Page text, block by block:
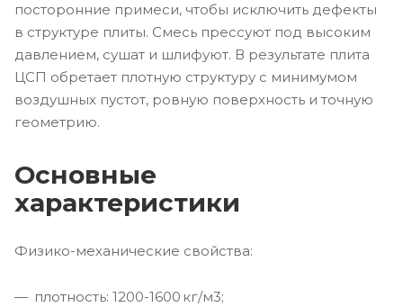
посторонние примеси, чтобы исключить дефекты
в структуре плиты. Смесь прессуют под высоким
давлением, сушат и шлифуют. В результате плита
ЦСП обретает плотную структуру с минимумом
воздушных пустот, ровную поверхность и точную
геометрию.
Основные
характеристики
Физико-механические свойства:
плотность: 1200-1600 кг/м3;